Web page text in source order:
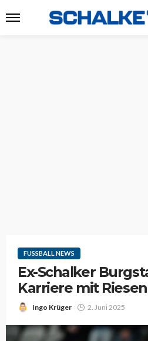
FUSSBALL NEWS
Ex-Schalker
Karriere mit
Ingo Krüger 2. Juni 2025